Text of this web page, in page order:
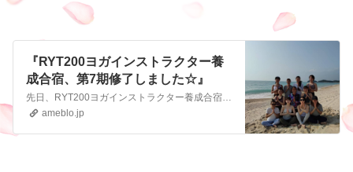
『RYT200ヨガインストラクター養
成合宿、第7期修了しました☆』
先日、RYT200ヨガインストラクター養成合宿の第7期生が無事に卒業しました 女子11名…最初はどうなることかとドキドキでしたが、バッググランドはそれぞれ違え…
ameblo.jp